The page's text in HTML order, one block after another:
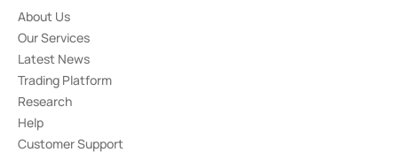
About Us
Our Services
Latest News
Trading Platform
Research
Help
Customer Support